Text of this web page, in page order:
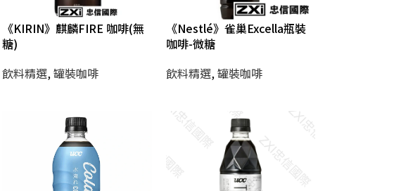
《KIRIN》麒麟FIRE 咖啡(無
糖)
飲料精選,罐裝咖啡
《Nestlé》雀巢Excella瓶裝
咖啡-微糖
飲料精選,罐裝咖啡